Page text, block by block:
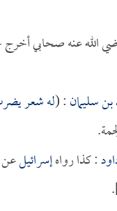
الله عنه صحابي
سليمان: (له شعر
: كذا رواهإسرائيل